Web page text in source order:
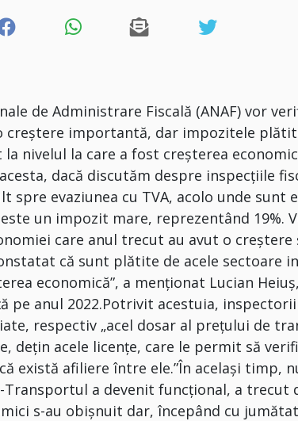
de Administrare Fiscală (ANAF) vor
creştere importantă, dar impozitele
nivelul la care a fost creşterea
acesta, dacă discutăm despre inspecţiile
spre evaziunea cu TVA, acolo unde sunt
un impozit mare, reprezentând 19%.
care anul trecut au avut o
că sunt plătite de acele sectoare
economică”, a menţionat Lucian
anul 2022.Potrivit acestuia, inspectorii
respectiv „acel dosar al preţului de
deţin acele licenţe, care le permit să
există afiliere între ele.”În acelaşi timp,
Transportul a devenit funcţional, a trecut
s-au obişnuit dar, începând cu